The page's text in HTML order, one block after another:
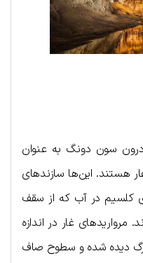
سون دونگ به عنوان
هستند. این‌ها سازندهای
کلسیم در آب که از سقف
غار در اندازه
دیده شده و سطوح صاف